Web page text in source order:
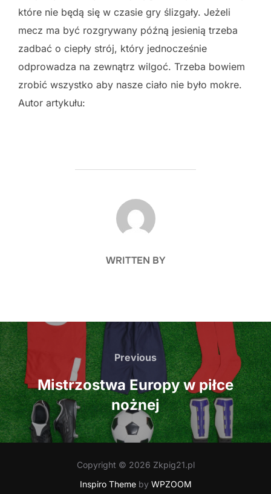
które nie będą się w czasie gry ślizgały. Jeżeli
mecz ma być rozgrywany późną jesienią trzeba
zadbać o ciepły strój, który jednocześnie
odprowadza na zewnątrz wilgoć. Trzeba bowiem
zrobić wszystko aby nasze ciało nie było mokre.
Autor artykułu:
POST AUTHOR
WRITTEN BY
Nawigacja
wpisu
Previous
Previous
Mistrzostwa Europy w piłce
nożnej
Copyright © 2026 Zkpig21.pl
Inspiro Themeby WPZOOM